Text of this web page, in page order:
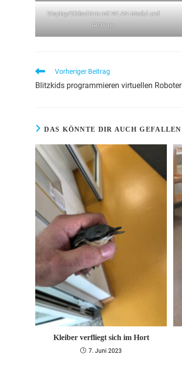
Display/Bildschirm mit WLAN-Modul und
Antenne
Vorheriger Beitrag
Blitzkids programmieren virtuellen Roboter
DAS KÖNNTE DIR AUCH GEFALLEN
Kleiber verfliegt sich im Hort
7. Juni 2023